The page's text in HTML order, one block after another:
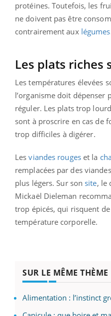
protéines. Toutefois, les
ne doivent pas être
contrairement aux légumes
Les plats riches
Les températures élevées
l’organisme doit dépenser
réguler. Les plats trop
sont à proscrire en cas de
trop difficiles à digérer.
Lesviandes rougeset la
remplacées par des
plus légers. Sur sonsite, le
Mickaël Dieleman
trop épicés, qui risquent
température corporelle.
SUR LE MÊME THÈME
Alimentation : l’instinct